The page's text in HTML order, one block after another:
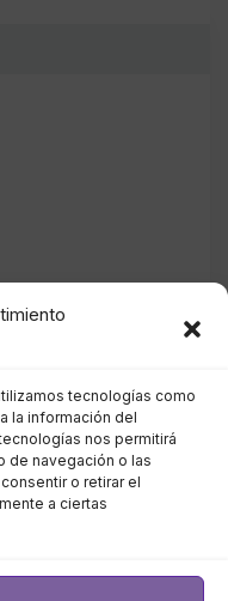
tecnologías como
la información del
nos permitirá
de navegación o las
o retirar el
a ciertas